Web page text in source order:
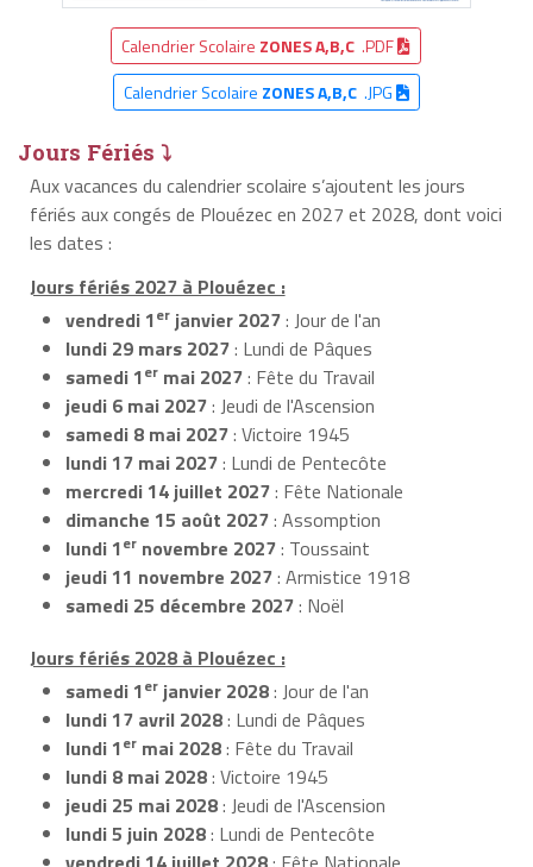
Calendrier Scolaire ZONES A,B,C .PDF
Calendrier Scolaire ZONES A,B,C.JPG
Jours Fériés ⤵
Aux vacances du calendrier scolaire s’ajoutent les jours
fériés aux congés de Plouézec en 2027 et 2028, dont voici
les dates :
Jours fériés 2027 à Plouézec :
vendredi 1er janvier 2027: Jour de l'an
lundi 29 mars 2027: Lundi de Pâques
samedi 1er mai 2027: Fête du Travail
jeudi 6 mai 2027: Jeudi de l'Ascension
samedi 8 mai 2027: Victoire 1945
lundi 17 mai 2027: Lundi de Pentecôte
mercredi 14 juillet 2027: Fête Nationale
dimanche 15 août 2027: Assomption
lundi 1er novembre 2027: Toussaint
jeudi 11 novembre 2027: Armistice 1918
samedi 25 décembre 2027: Noël
Jours fériés 2028 à Plouézec :
samedi 1er janvier 2028: Jour de l'an
lundi 17 avril 2028: Lundi de Pâques
lundi 1er mai 2028: Fête du Travail
lundi 8 mai 2028: Victoire 1945
jeudi 25 mai 2028: Jeudi de l'Ascension
lundi 5 juin 2028: Lundi de Pentecôte